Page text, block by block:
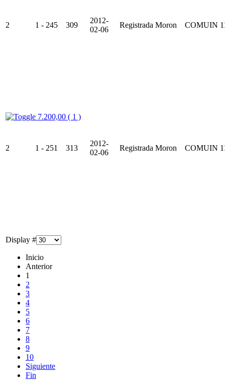
Display #
Inicio
Anterior
1
2
3
4
5
6
7
8
9
10
Siguiente
Fin
2 1 - 245 309
2012-
02-06
Registrada Moron COMUIN
7.200,00 ( 1 )
2 1 - 251 313
2012-
02-06
Registrada Moron COMUIN